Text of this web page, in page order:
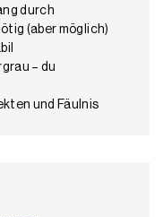
durch
(aber möglich)
– du
und Fäulnis